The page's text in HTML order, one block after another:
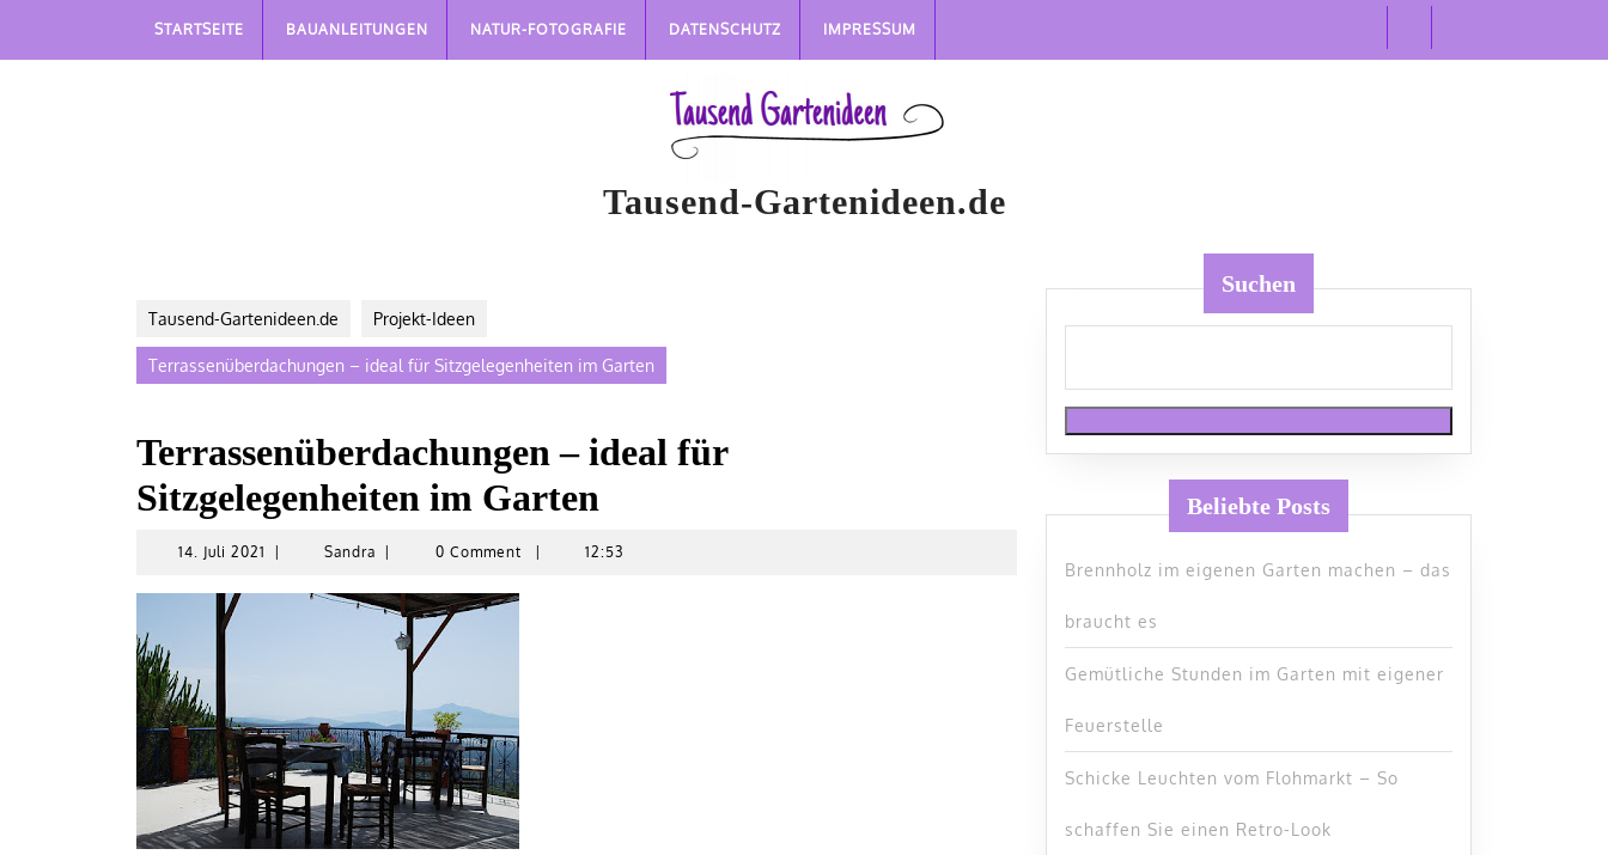
content
STARTSEITE BAUANLEITUNGEN NATUR-FOTOGRAFIE DATENSCHUTZ IMPRESSUM
Tausend-Gartenideen.de
Tausend-Gartenideen.de Projekt-Ideen
Terrassenüberdachungen – ideal für Sitzgelegenheiten im Garten
Terrassenüberdachungen – ideal für
Sitzgelegenheiten im Garten
14. Juli 2021 14.
2021
Sandra Sandra 0 Comment 12:53
Suchen
Beliebte Posts
Brennholz im eigenen Garten machen – das
braucht es
Gemütliche Stunden im Garten mit eigener
Feuerstelle
Schicke Leuchten vom Flohmarkt – So
schaffen Sie einen Retro-Look